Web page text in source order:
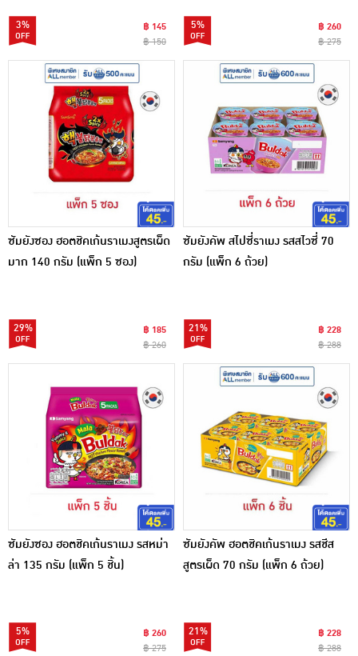
3%
฿ 145
฿ 150
5%
฿ 260
฿ 275
ซัมยังซอง ฮอตชิคเก้นราเมงสูตรเผ็ด
มาก 140 กรัม (แพ็ก 5 ซอง)
29%
฿ 185
฿ 260
ซัมยังคัพ สไปซี่ราเมง รสสไวซี่ 70
กรัม (แพ็ก 6 ถ้วย)
21%
฿ 228
฿ 288
ซัมยังซอง ฮอตชิคเก้นราเมง รสหม่า
ล่า 135 กรัม (แพ็ก 5 ชิ้น)
5%
฿ 260
฿ 275
ซัมยังคัพ ฮอตชิคเก้นราเมง รสชีส
สูตรเผ็ด 70 กรัม (แพ็ก 6 ถ้วย)
21%
฿ 228
฿ 288